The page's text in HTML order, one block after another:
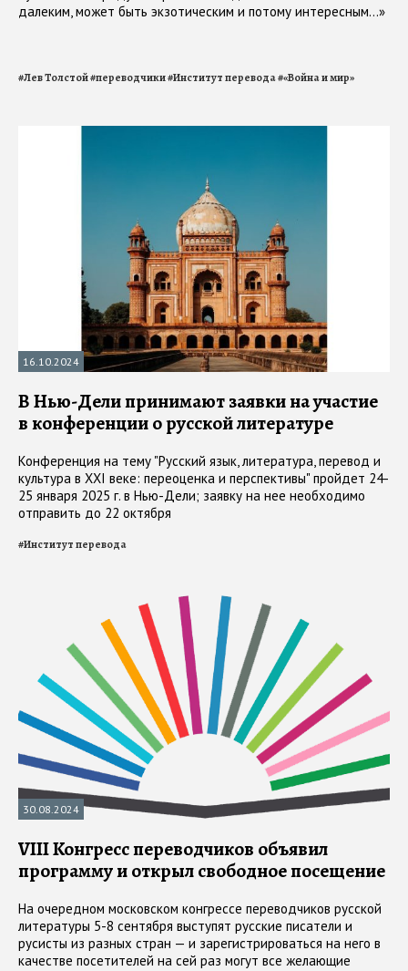
далеким, может быть экзотическим и потому интересным...»
#Лев Толстой#переводчики#Институт перевода#«Война и мир»
16.10.2024
В Нью-Дели принимают заявки на участие
в конференции о русской литературе
Конференция на тему "Русский язык, литература, перевод и
культура в XXI веке: переоценка и перспективы" пройдет 24-
25 января 2025 г. в Нью-Дели; заявку на нее необходимо
отправить до 22 октября
#Институт перевода
30.08.2024
VIII Koнгресс переводчиков объявил
программу и открыл свободное посещение
На очередном московском конгрессе переводчиков русской
литературы 5-8 сентября выступят русские писатели и
русисты из разных стран — и зарегистрироваться на него в
качестве посетителей на сей раз могут все желающие